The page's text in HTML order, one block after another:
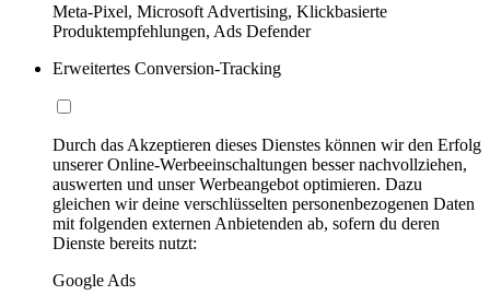
Meta-Pixel, Microsoft Advertising, Klickbasierte
Produktempfehlungen, Ads Defender
Erweitertes Conversion-Tracking
Durch das Akzeptieren dieses Dienstes können wir den Erfolg
unserer Online-Werbeeinschaltungen besser nachvollziehen,
auswerten und unser Werbeangebot optimieren. Dazu
gleichen wir deine verschlüsselten personenbezogenen Daten
mit folgenden externen Anbietenden ab, sofern du deren
Dienste bereits nutzt:
Google Ads